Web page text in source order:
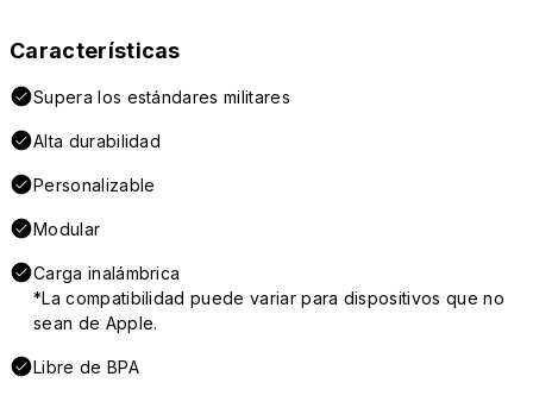
Características
Supera los estándares militares
Alta durabilidad
Personalizable
Modular
Carga inalámbrica
*La compatibilidad puede variar para dispositivos que no
sean de Apple.
Libre de BPA